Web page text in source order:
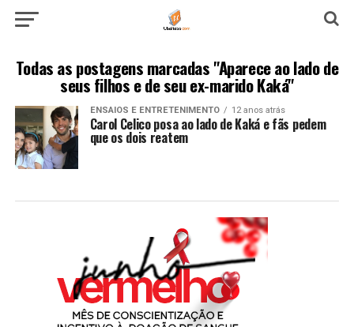
Todas as postagens marcadas "Aparece ao lado de
seus filhos e de seu ex-marido Kaká"
ENSAIOS E ENTRETENIMENTO 12 anos atrás
Carol Celico posa ao lado de Kaká e fãs pedem
que os dois reatem